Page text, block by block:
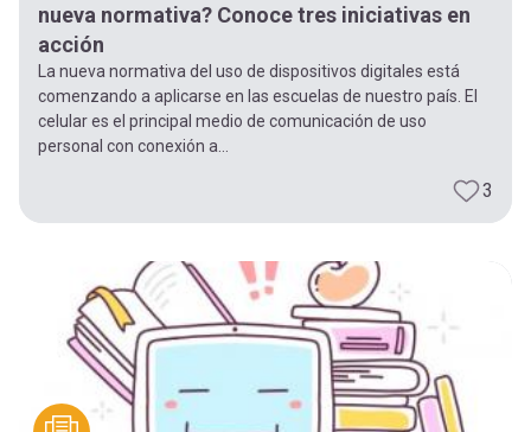
nueva normativa? Conoce tres iniciativas en
acción
La nueva normativa del uso de dispositivos digitales está
comenzando a aplicarse en las escuelas de nuestro país. El
celular es el principal medio de comunicación de uso
personal con conexión a...
3